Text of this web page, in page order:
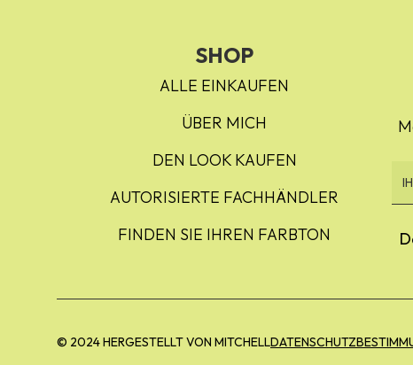
SHOP
ALLE EINKAUFEN
ÜBER MICH
DEN LOOK KAUFEN
AUTORISIERTE FACHHÄNDLER
FINDEN SIE IHREN FARBTON
© 2024 HERGESTELLT VON MITCHELL